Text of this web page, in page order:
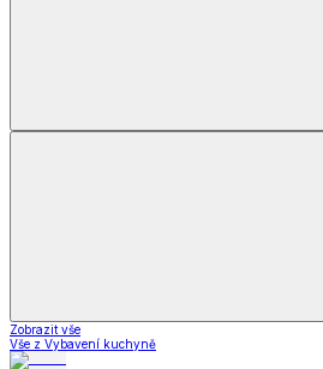
Zobrazit vše
Vše z Vybavení kuchyně